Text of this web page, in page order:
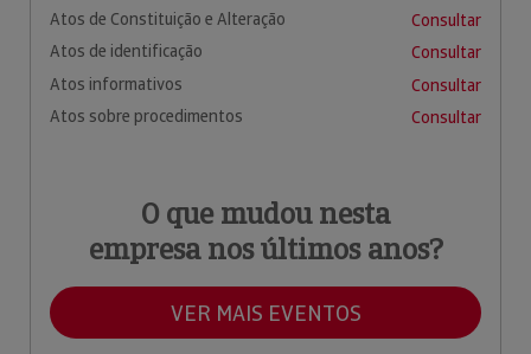
Atos de Constituição e Alteração
Consultar
Atos de identificação
Consultar
Atos informativos
Consultar
Atos sobre procedimentos
Consultar
O que mudou nesta
empresa nos últimos anos?
VER MAIS EVENTOS